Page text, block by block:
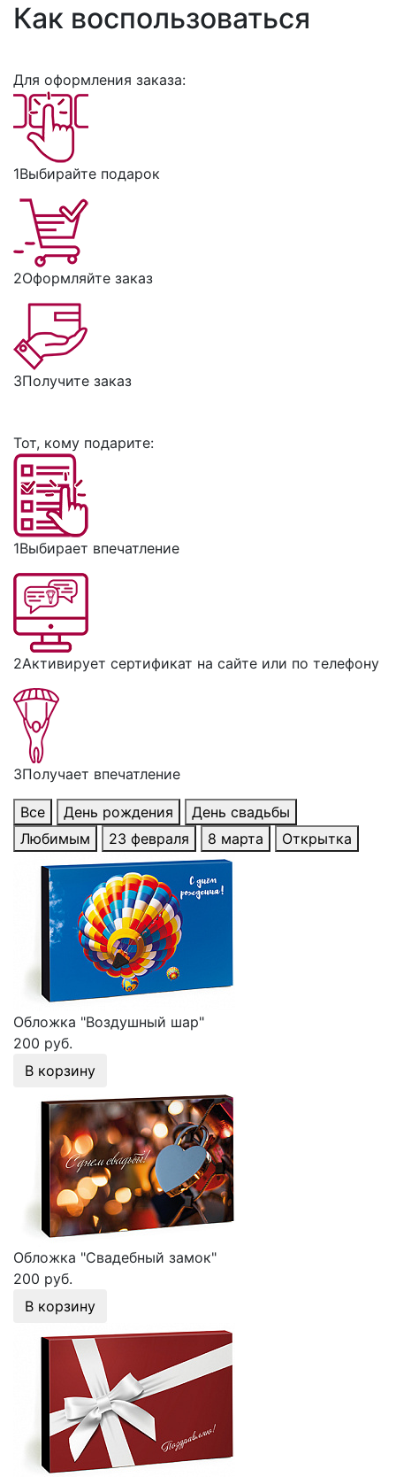
Как воспользоваться
Для оформления заказа:
1Выбирайте подарок
2Оформляйте заказ
3Получите заказ
Тот, кому подарите:
1Выбирает впечатление
2Активирует сертификат на сайте или по телефону
3Получает впечатление
Все День рождения
День свадьбы
Любимым
23 февраля 8 марта Открытка
Обложка "Воздушный шар"
200 руб.
В корзину
Обложка "Свадебный замок"
200 руб.
В корзину